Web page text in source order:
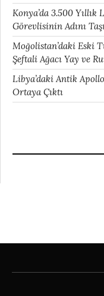
Konya’da 3.500
Görevlisinin Adını
Moğolistan’daki Eski
Şeftali Ağacı Yay ve
Libya’daki Antik
Ortaya Çıktı